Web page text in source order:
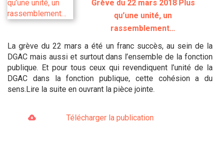
Grève du 22 mars 2018 Plus
qu’une unité, un
rassemblement…
La grève du 22 mars a été un franc succès, au sein de la
DGAC mais aussi et surtout dans l’ensemble de la fonction
publique. Et pour tous ceux qui revendiquent l’unité de la
DGAC dans la fonction publique, cette cohésion a du
sens.Lire la suite en ouvrant la pièce jointe.
Télécharger la publication